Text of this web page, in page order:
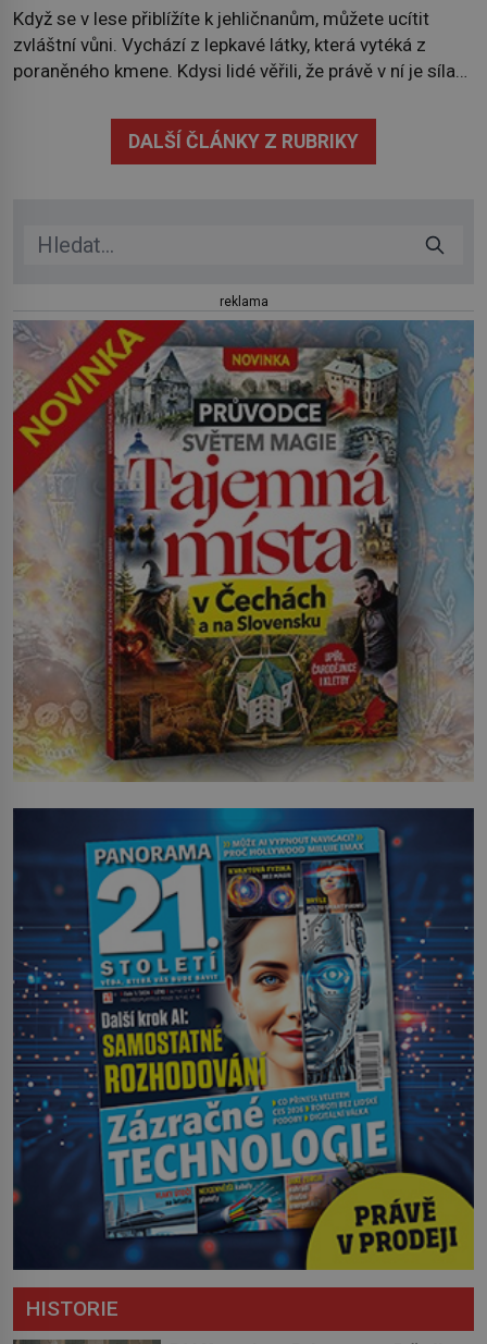
Když se v lese přiblížíte k jehličnanům, můžete ucítit
zvláštní vůni. Vychází z lepkavé látky, která vytéká z
poraněného kmene. Kdysi lidé věřili, že právě v ní je síla
lidstvo pracovalo. Chrání strom před infekcí, hmyzem a
vysycháním. Dá se říct, že je to přírodní […]
DALŠÍ ČLÁNKY Z RUBRIKY
reklama
HISTORIE